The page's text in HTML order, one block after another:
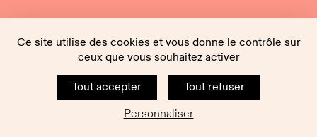
Ce site utilise des cookies et vous donne le contrôle sur
ceux que vous souhaitez activer
Tout accepter
Tout refuser
Personnaliser